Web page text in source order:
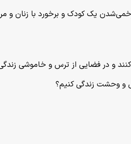
یک کودک و برخورد با زنان و
و در فضایی از ترس و خاموشی
و وحشت زندگی کنیم؟